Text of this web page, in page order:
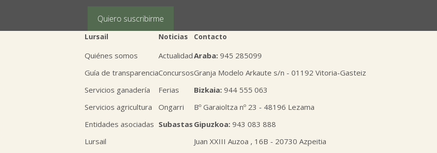
Quiero suscribirme
Lursail
Quiénes somos
Guía de transparencia
Servicios ganadería
Servicios agricultura
Entidades asociadas
Lursail
Noticias
Actualidad
Concursos
Ferias
Ongarri
Subastas
Contacto
Araba: 945 285099
Granja Modelo Arkaute s/n - 01192 Vitoria-Gasteiz
Bizkaia: 944 555 063
Bº Garaioltza nº 23 - 48196 Lezama
Gipuzkoa: 943 083 888
Juan XXIII Auzoa , 16B - 20730 Azpeitia